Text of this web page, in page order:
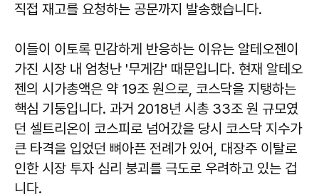
직접 재고를 요청하는 공문까지 발송했습니다.
이들이 이토록 민감하게 반응하는 이유는 알테오젠이
가진 시장 내 엄청난 '무게감' 때문입니다. 현재 알테오
젠의 시가총액은 약 19조 원으로, 코스닥을 지탱하는
핵심 기둥입니다. 과거 2018년 시총 33조 원 규모였
던 셀트리온이 코스피로 넘어갔을 당시 코스닥 지수가
큰 타격을 입었던 뼈아픈 전례가 있어, 대장주 이탈로
인한 시장 투자 심리 붕괴를 극도로 우려하고 있는 겁
니다.